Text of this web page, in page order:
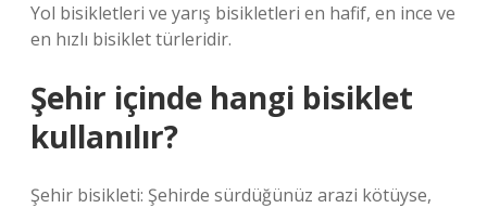
Yol bisikletleri ve yarış bisikletleri en hafif, en ince ve
en hızlı bisiklet türleridir.
Şehir içinde hangi bisiklet
kullanılır?
Şehir bisikleti: Şehirde sürdüğünüz arazi kötüyse,